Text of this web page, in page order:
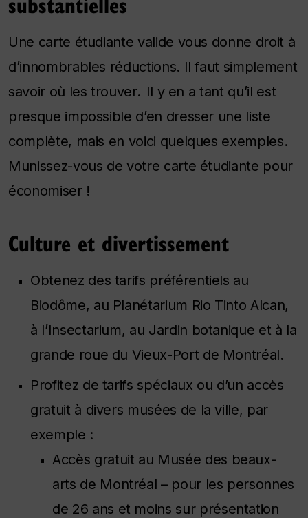
Une carte étudiante valide vous donne droit à
d’innombrables réductions. Il faut simplement
savoir où les trouver. Il y en a tant qu’il est
presque impossible d’en dresser une liste
complète, mais en voici quelques exemples.
Munissez-vous de votre carte étudiante pour
économiser !
Culture et divertissement
Obtenez des tarifs préférentiels au
Biodôme, au Planétarium Rio Tinto Alcan,
à l’Insectarium, au Jardin botanique et à la
grande roue du Vieux-Port de Montréal.
Profitez de tarifs spéciaux ou d’un accès
gratuit à divers musées de la ville, par
exemple :
Accès gratuit au Musée des beaux-
arts de Montréal – pour les personnes
de 26 ans et moins sur présentation